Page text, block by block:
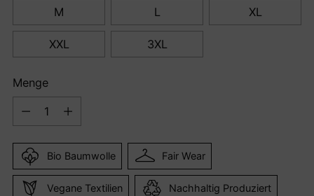
M L XL
XXL 3XL
Menge
Menge
Bio Baumwolle Fair Wear
Vegane Textilien Nachhaltig Produziert